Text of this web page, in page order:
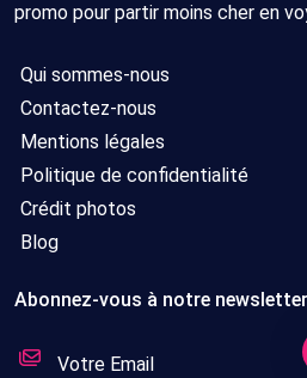
promo pour partir moins cher en
Qui sommes-nous
Contactez-nous
Mentions légales
Politique de confidentialité
Crédit photos
Blog
Abonnez-vous à notre newsletter